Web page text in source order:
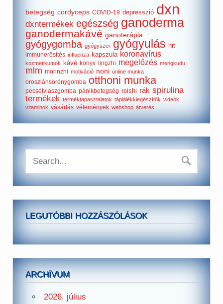
betegség cordyceps COVID-19 depresszió dxn
dxntermékek egészség ganoderma
ganodermakávé ganoterápia
gyógygomba gyógyszer gyógyulás hit
immunerősítés influenza kapszula koronavírus
kozmetikumok kávé könyv lingzhi megelőzés mengkudu
mlm morinzhi motiváció noni online munka
oroszlánsörénygomba otthoni munka
pecsétviaszgomba pánikbetegség reishi rák spirulina
termékek terméktapasztalatok táplálékkiegészítők videók
vitaminok vásárlás vélemények webshop átverés
LEGUTÓBBI HOZZÁSZÓLÁSOK
ARCHÍVUM
2026. július